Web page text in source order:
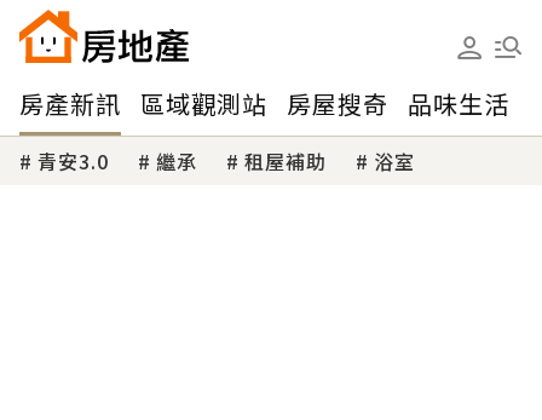
房產新訊 區域觀測站 房屋搜奇 品味生活
青安3.0 繼承 租屋補助 浴室